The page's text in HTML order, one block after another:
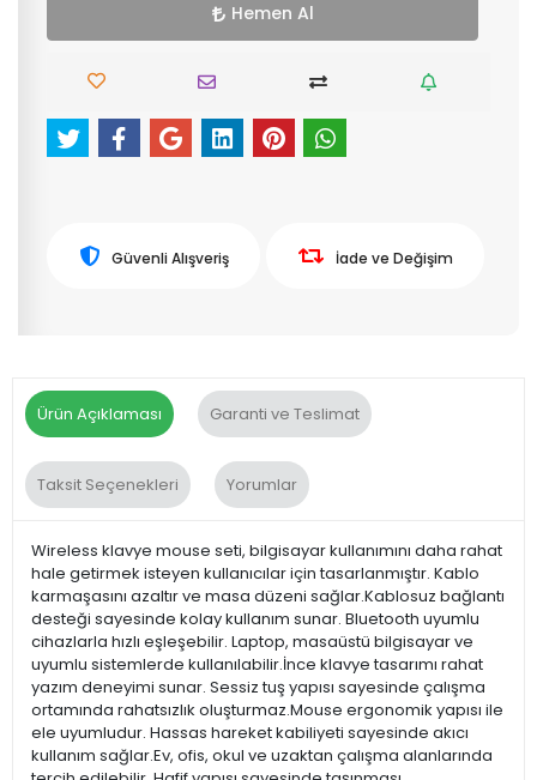
Hemen Al
Güvenli Alışveriş İade ve Değişim
Ürün Açıklaması Garanti ve Teslimat
Taksit Seçenekleri Yorumlar
Wireless klavye mouse seti, bilgisayar kullanımını daha rahat
hale getirmek isteyen kullanıcılar için tasarlanmıştır. Kablo
karmaşasını azaltır ve masa düzeni sağlar.Kablosuz bağlantı
desteği sayesinde kolay kullanım sunar. Bluetooth uyumlu
cihazlarla hızlı eşleşebilir. Laptop, masaüstü bilgisayar ve
uyumlu sistemlerde kullanılabilir.İnce klavye tasarımı rahat
yazım deneyimi sunar. Sessiz tuş yapısı sayesinde çalışma
ortamında rahatsızlık oluşturmaz.Mouse ergonomik yapısı ile
ele uyumludur. Hassas hareket kabiliyeti sayesinde akıcı
kullanım sağlar.Ev, ofis, okul ve uzaktan çalışma alanlarında